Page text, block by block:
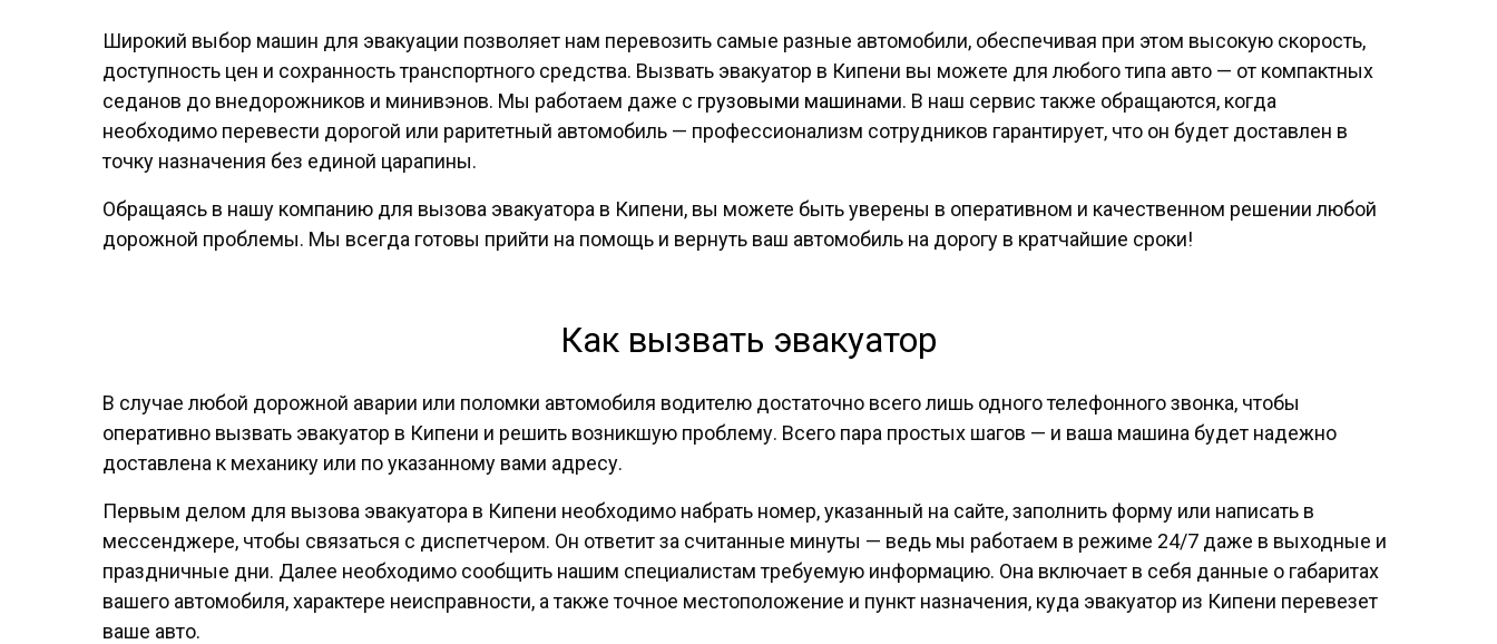
Широкий выбор машин для эвакуации позволяет нам перевозить самые разные автомобили, обеспечивая при этом высокую скорость,
доступность цен и сохранность транспортного средства. Вызвать эвакуатор в Кипени вы можете для любого типа авто — от компактных
седанов до внедорожников и минивэнов. Мы работаем даже с грузовыми машинами. В наш сервис также обращаются, когда
необходимо перевести дорогой или раритетный автомобиль — профессионализм сотрудников гарантирует, что он будет доставлен в
точку назначения без единой царапины.
Обращаясь в нашу компанию для вызова эвакуатора в Кипени, вы можете быть уверены в оперативном и качественном решении любой
дорожной проблемы. Мы всегда готовы прийти на помощь и вернуть ваш автомобиль на дорогу в кратчайшие сроки!
Как вызвать эвакуатор
В случае любой дорожной аварии или поломки автомобиля водителю достаточно всего лишь одного телефонного звонка, чтобы
оперативно вызвать эвакуатор в Кипени и решить возникшую проблему. Всего пара простых шагов — и ваша машина будет надежно
доставлена к механику или по указанному вами адресу.
Первым делом для вызова эвакуатора в Кипени необходимо набрать номер, указанный на сайте, заполнить форму или написать в
мессенджере, чтобы связаться с диспетчером. Он ответит за считанные минуты — ведь мы работаем в режиме 24/7 даже в выходные и
праздничные дни. Далее необходимо сообщить нашим специалистам требуемую информацию. Она включает в себя данные о габаритах
вашего автомобиля, характере неисправности, а также точное местоположение и пункт назначения, куда эвакуатор из Кипени перевезет
ваше авто.